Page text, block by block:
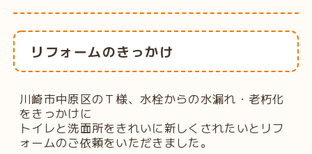
リフォームのきっかけ
川崎市中原区のＴ様、水栓からの水漏れ・老朽化
をきっかけに
トイレと洗面所をきれいに新しくされたいとリフ
ォームのご依頼をいただきました。